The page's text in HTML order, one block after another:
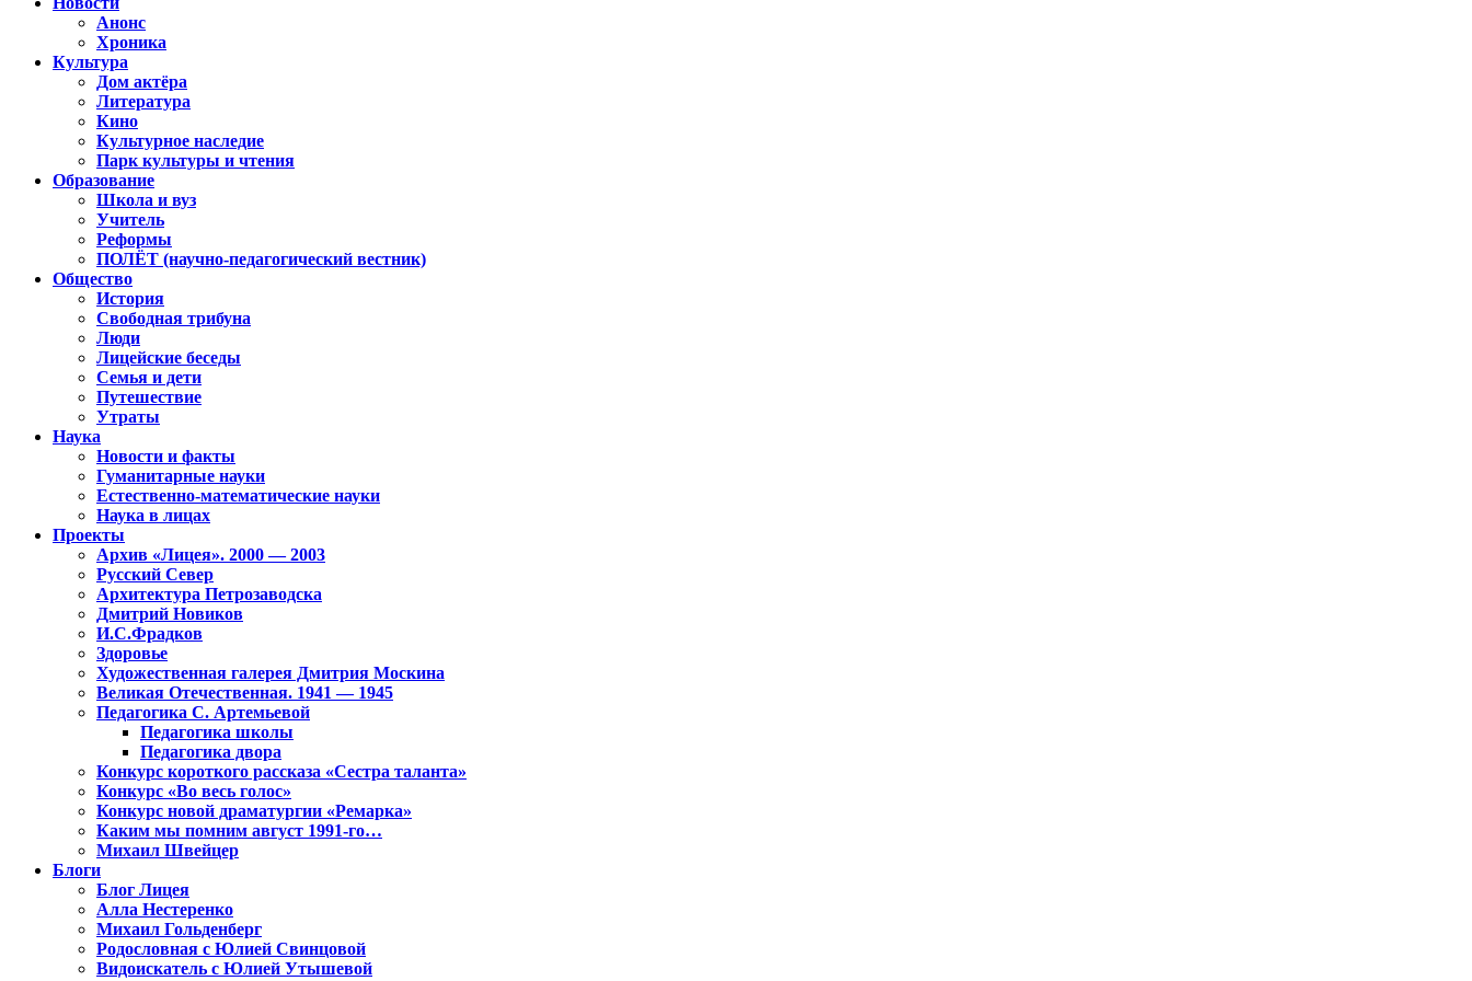
Анонс
Хроника
Культура
Дом актёра
Литература
Кино
Культурное наследие
Парк культуры и чтения
Образование
Школа и вуз
Учитель
Реформы
ПОЛЁТ (научно-педагогический вестник)
Общество
История
Свободная трибуна
Люди
Лицейские беседы
Семья и дети
Путешествие
Утраты
Наука
Новости и факты
Гуманитарные науки
Естественно-математические науки
Наука в лицах
Проекты
Архив «Лицея». 2000 — 2003
Русский Север
Архитектура Петрозаводска
Дмитрий Новиков
И.С.Фрадков
Здоровье
Художественная галерея Дмитрия Москина
Великая Отечественная. 1941 — 1945
Педагогика С. Артемьевой
Педагогика школы
Педагогика двора
Конкурс короткого рассказа «Сестра таланта»
Конкурс «Во весь голос»
Конкурс новой драматургии «Ремарка»
Каким мы помним август 1991-го…
Михаил Швейцер
Блоги
Блог Лицея
Алла Нестеренко
Михаил Гольденберг
Родословная с Юлией Свинцовой
Видоискатель с Юлией Утышевой